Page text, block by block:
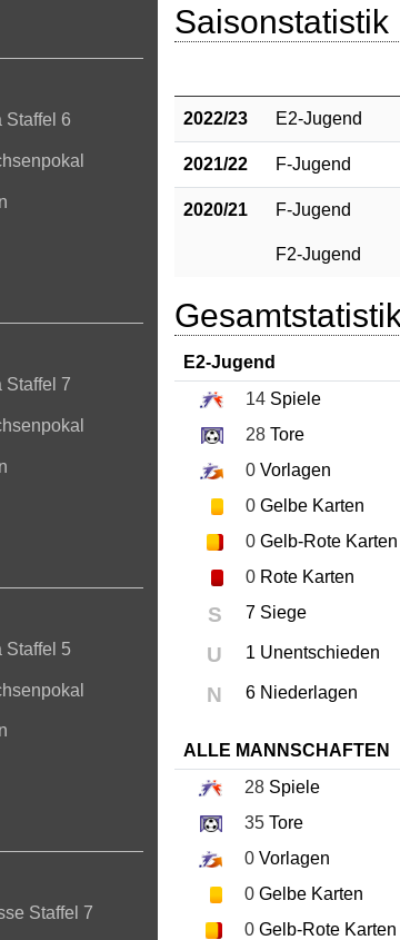
Staffel 6
Staffel 7
Staffel 5
Staffel 7
Saisonstatistik
2022/23 E2-Jugend
2021/22 F-Jugend
2020/21 F-Jugend
F2-Jugend
E2-Jugend
14 Spiele
28 Tore
0 Vorlagen
0 Gelbe Karten
0 Gelb-Rote Karten
0 Rote Karten
S 7 Siege
U 1 Unentschieden
N 6 Niederlagen
ALLE MANNSCHAFTEN
28 Spiele
35 Tore
0 Vorlagen
0 Gelbe Karten
0 Gelb-Rote Karten